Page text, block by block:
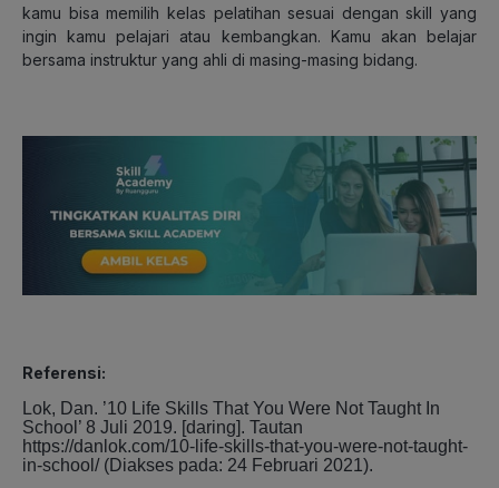
kamu bisa memilih kelas pelatihan sesuai dengan skill yang
ingin kamu pelajari atau kembangkan. Kamu akan belajar
bersama instruktur yang ahli di masing-masing bidang.
Referensi:
Lok, Dan. ’10 Life Skills That You Were Not Taught In
School’ 8 Juli 2019. [daring]. Tautan
https://danlok.com/10-life-skills-that-you-were-not-taught-
in-school/ (Diakses pada: 24 Februari 2021).